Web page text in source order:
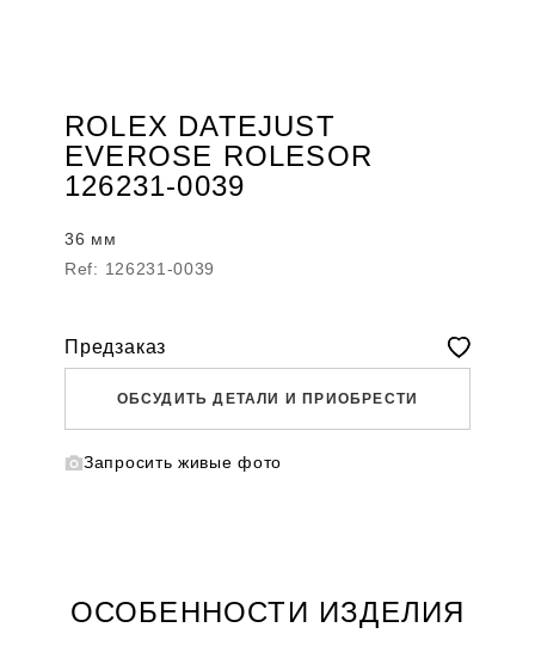
ROLEX DATEJUST
EVEROSE ROLESOR
126231-0039
36 мм
Ref: 126231-0039
Предзаказ
ОБСУДИТЬ ДЕТАЛИ И ПРИОБРЕСТИ
WHATSAPP
Запросить живые фото
ОСОБЕННОСТИ ИЗДЕЛИЯ